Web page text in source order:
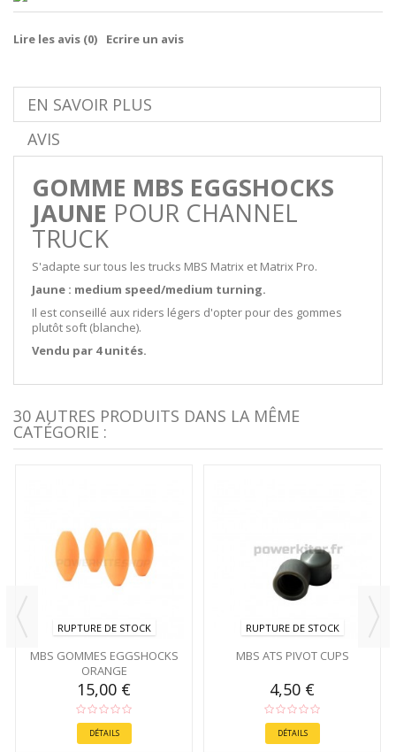
Lire les avis (0) Ecrire un avis
EN SAVOIR PLUS
AVIS
GOMME MBS EGGSHOCKS
JAUNE POUR CHANNEL
TRUCK
S'adapte sur tous les trucks MBS Matrix et Matrix Pro.
Jaune : medium speed/medium turning.
Il est conseillé aux riders légers d'opter pour des gommes
plutôt soft (blanche).
Vendu par 4 unités.
30 AUTRES PRODUITS DANS LA MÊME
CATÉGORIE :
RUPTURE DE STOCK
MBS GOMMES EGGSHOCKS
ORANGE
15,00 €
DÉTAILS
RUPTURE DE STOCK
MBS ATS PIVOT CUPS
4,50 €
DÉTAILS